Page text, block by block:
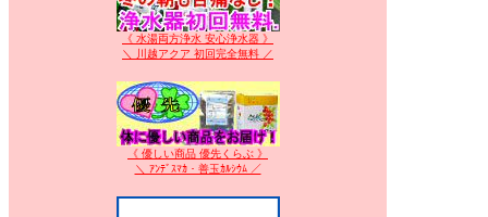
《 水湯両方浄水 安心浄水器 》
＼ 川越アクア 初回完全無料 ／
《 優しい商品 優先くらぶ 》
＼ ｱﾝﾃﾞｽﾏｶ・善玉ｶﾙｼｳﾑ ／